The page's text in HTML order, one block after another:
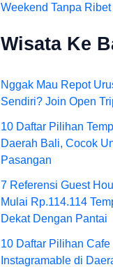
Weekend Tanpa Ribet
Wisata Ke
Nggak Mau Repot
Sendiri? Join Open
10 Daftar Pilihan
Daerah Bali, Cocok
Pasangan
7 Referensi Guest
Mulai Rp.114.114
Dekat Dengan Pantai
10 Daftar Pilihan Cafe
Instagramable di